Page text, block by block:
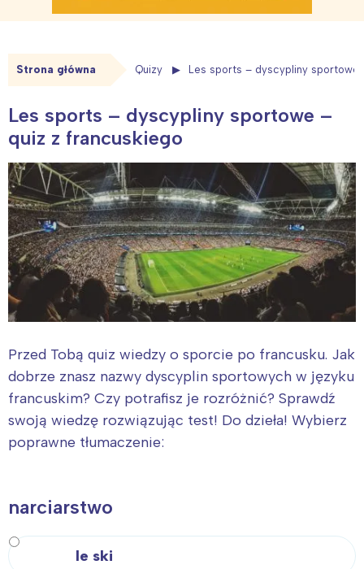
Strona główna Quizy Les sports – dyscypliny sportowe
Les sports – dyscypliny sportowe –
quiz z francuskiego
Przed Tobą quiz wiedzy o sporcie po francusku. Jak
dobrze znasz nazwy dyscyplin sportowych w języku
francuskim? Czy potrafisz je rozróżnić? Sprawdź
swoją wiedzę rozwiązując test! Do dzieła! Wybierz
poprawne tłumaczenie:
narciarstwo
le ski